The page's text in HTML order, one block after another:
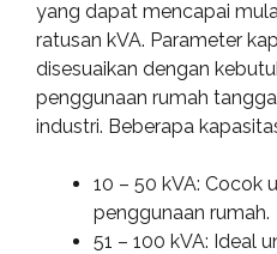
yang dapat mencapai
ratusan kVA. Parameter
disesuaikan dengan
penggunaan rumah
industri. Beberapa
10 – 50 kVA: Cocok
penggunaan rumah.
51 – 100 kVA: Ideal